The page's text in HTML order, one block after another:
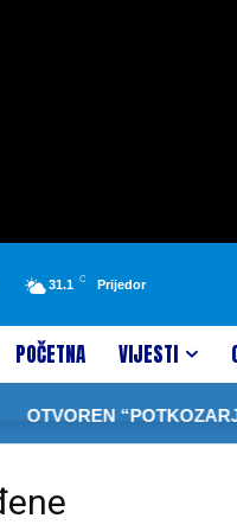
31.1 C Prijedor
POČETNA VIJESTI
OTVOREN